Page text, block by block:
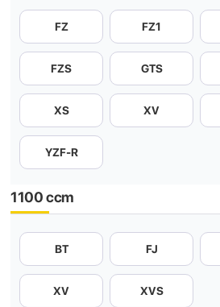
FZ FZ1
FZS GTS
XS XV
YZF-R
1100 ccm
BT FJ
XV XVS